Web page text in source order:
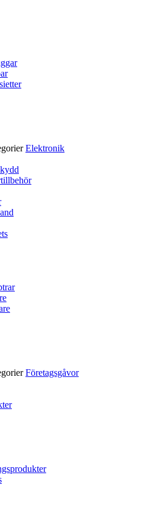
Elektronik
Företagsgåvor